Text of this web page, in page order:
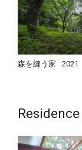
森を縫う家 2021